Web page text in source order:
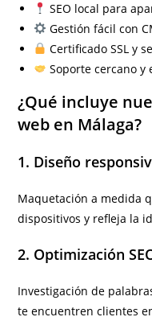
SEO local para
Gestión fácil con
Certificado SSL y
Soporte cercano y
¿Qué incluye
web en Málaga?
1. Diseño
Maquetación a medida
dispositivos y refleja la
2. Optimización
Investigación de
te encuentren clientes